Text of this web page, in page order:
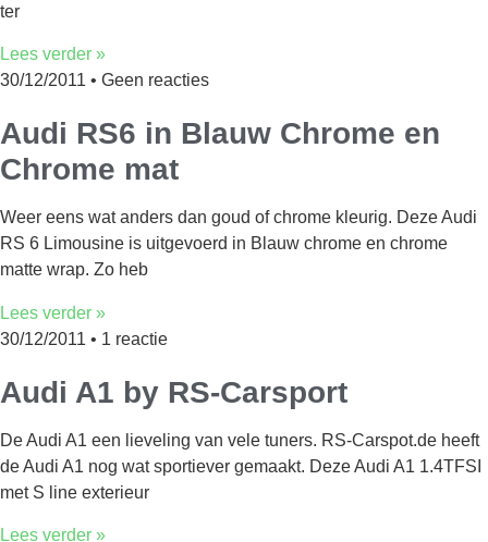
ter
Lees verder »
30/12/2011
Geen reacties
Audi RS6 in Blauw Chrome en
Chrome mat
Weer eens wat anders dan goud of chrome kleurig. Deze Audi
RS 6 Limousine is uitgevoerd in Blauw chrome en chrome
matte wrap. Zo heb
Lees verder »
30/12/2011
1 reactie
Audi A1 by RS-Carsport
De Audi A1 een lieveling van vele tuners. RS-Carspot.de heeft
de Audi A1 nog wat sportiever gemaakt. Deze Audi A1 1.4TFSI
met S line exterieur
Lees verder »